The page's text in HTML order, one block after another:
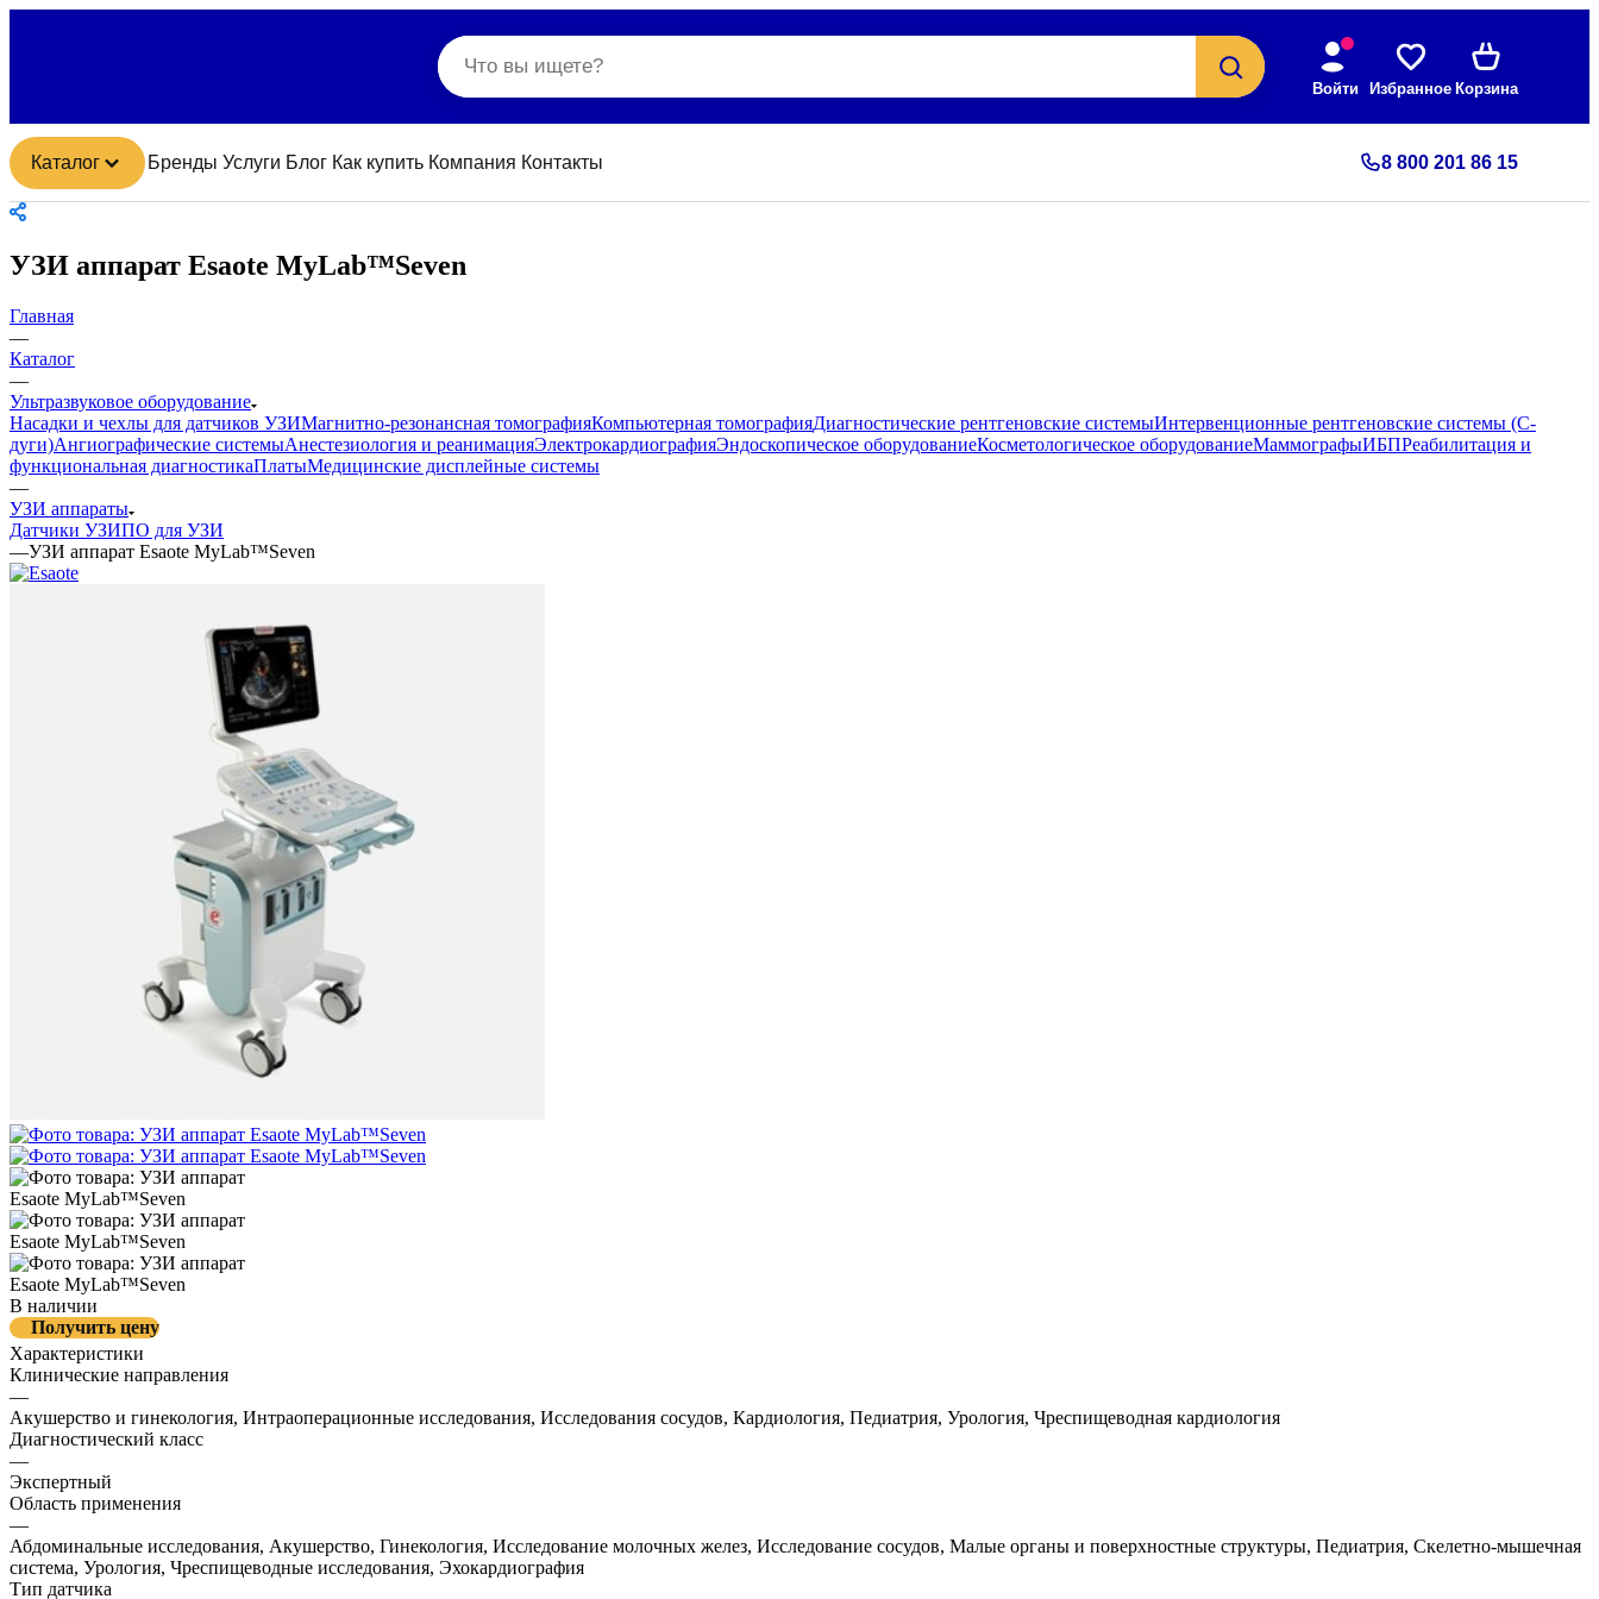
Войти Избранное Корзина
Каталог Бренды Услуги Блог Как купить Компания Контакты 8 800 201 86 15
УЗИ аппарат Esaote MyLab™Seven
Главная
—
Каталог
—
Ультразвуковое оборудование
Насадки и чехлы для датчиков УЗИМагнитно-резонансная томографияКомпьютерная томографияДиагностические рентгеновские системыИнтервенционные рентгеновские системы (С-
дуги)Ангиографические системыАнестезиология и реанимацияЭлектрокардиографияЭндоскопическое оборудованиеКосметологическое оборудованиеМаммографыИБПРеабилитация и
функциональная диагностикаПлатыМедицинские дисплейные системы
—
УЗИ аппараты
Датчики УЗИПО для УЗИ
—УЗИ аппарат Esaote MyLab™Seven
В наличии
Получить цену
Характеристики
Клинические направления
—
Акушерство и гинекология, Интраоперационные исследования, Исследования сосудов, Кардиология, Педиатрия, Урология, Чреспищеводная кардиология
Диагностический класс
—
Экспертный
Область применения
—
Абдоминальные исследования, Акушерство, Гинекология, Исследование молочных желез, Исследование сосудов, Малые органы и поверхностные структуры, Педиатрия, Скелетно-мышечная
система, Урология, Чреспищеводные исследования, Эхокардиография
Тип датчика